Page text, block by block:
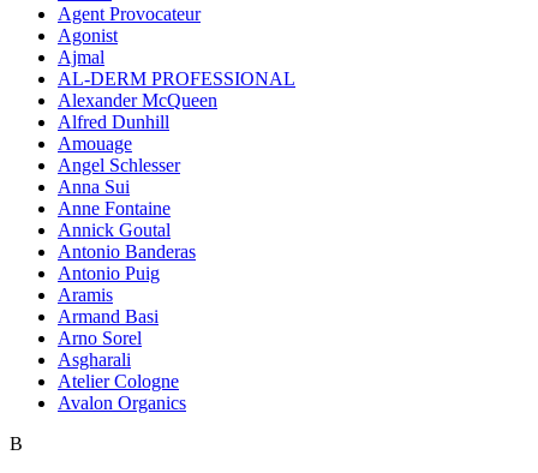
Agent Provocateur
Agonist
Ajmal
AL-DERM PROFESSIONAL
Alexander McQueen
Alfred Dunhill
Amouage
Angel Schlesser
Anna Sui
Anne Fontaine
Annick Goutal
Antonio Banderas
Antonio Puig
Aramis
Armand Basi
Arno Sorel
Asgharali
Atelier Cologne
Avalon Organics
B